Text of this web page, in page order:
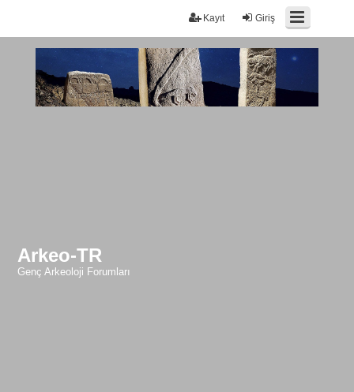
Giriş
Kayıt
Arkeo-TR
Genç Arkeoloji Forumları